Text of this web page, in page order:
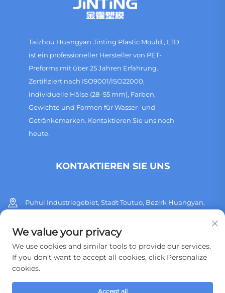
Taizhou Huangyan Jinting Plastic Mould., LTD
ist ein professioneller Hersteller von PET-
Preforms mit über 25 Jahren Erfahrung.
Zertifiziert nach ISO9001/ISO22000,
individuelle Hälse (28–55 mm), Farben,
Gewichte und Formen für Wasser- und
Getränkemarken. Kontaktieren Sie uns noch
heute.
KONTAKTIEREN SIE UNS
Puhui Industriegebiet, Stadt Toutuo, Bezirk Huangyan,
+86 13515760932
[email protected]
We value your privacy
We use cookies and similar tools to provide our services.
If you don't want to accept all cookies, click Personalize
cookies.
Accept all